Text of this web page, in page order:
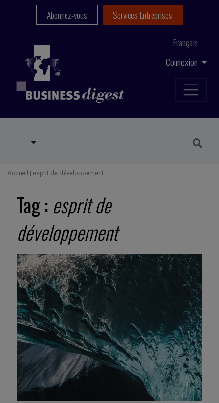
Connexion
Français
Abonnez-vous Services Entreprises
Accueil | esprit de développement
Tag : esprit de
développement